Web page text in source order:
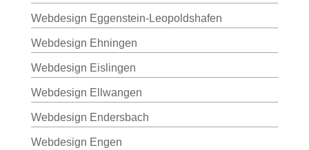
Webdesign Eggenstein-Leopoldshafen
Webdesign Ehningen
Webdesign Eislingen
Webdesign Ellwangen
Webdesign Endersbach
Webdesign Engen